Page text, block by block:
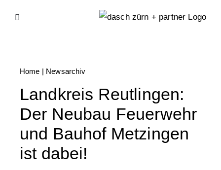
Home | Newsarchiv
Landkreis Reutlingen:
Der Neubau Feuerwehr
und Bauhof Metzingen
ist dabei!